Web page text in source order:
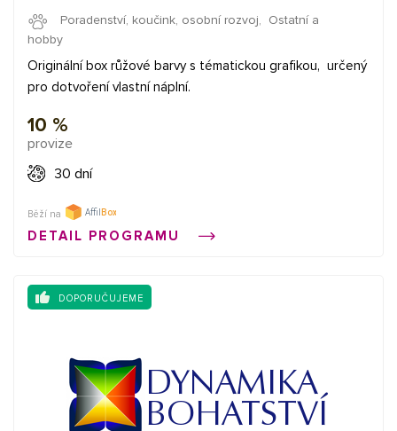
Poradenství, koučink, osobní rozvoj, Ostatní a
hobby
Originální box růžové barvy s tématickou grafikou, určený
pro dotvoření vlastní náplní.
10 %
provize
30 dní
Běží na
DETAIL PROGRAMU
DOPORUČUJEME